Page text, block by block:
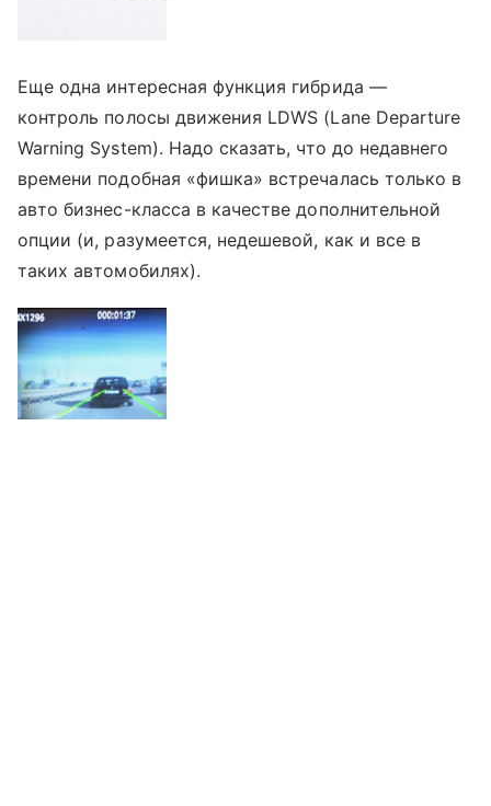
Еще одна интересная функция гибрида —
контроль полосы движения LDWS (Lane Departure
Warning System). Надо сказать, что до недавнего
времени подобная «фишка» встречалась только в
авто бизнес-класса в качестве дополнительной
опции (и, разумеется, недешевой, как и все в
таких автомобилях).